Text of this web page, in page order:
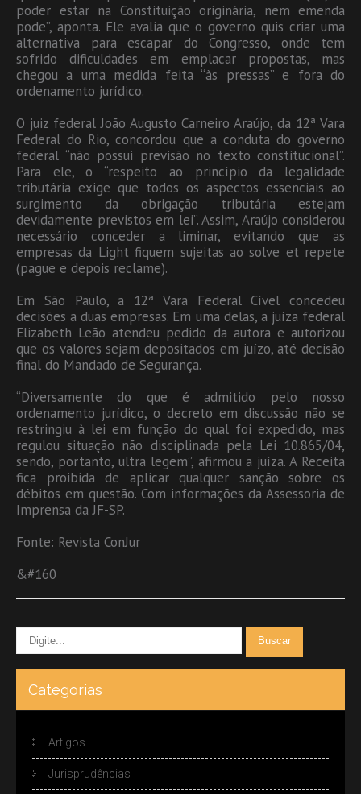
poder estar na Constituição originária, nem emenda
pode”, aponta. Ele avalia que o governo quis criar uma
alternativa para escapar do Congresso, onde tem
sofrido dificuldades em emplacar propostas, mas
chegou a uma medida feita “às pressas” e fora do
ordenamento jurídico.
O juiz federal João Augusto Carneiro Araújo, da 12ª Vara
Federal do Rio, concordou que a conduta do governo
federal “não possui previsão no texto constitucional”.
Para ele, o “respeito ao princípio da legalidade
tributária exige que todos os aspectos essenciais ao
surgimento da obrigação tributária estejam
devidamente previstos em lei”. Assim, Araújo considerou
necessário conceder a liminar, evitando que as
empresas da Light fiquem sujeitas ao solve et repete
(pague e depois reclame).
Em São Paulo, a 12ª Vara Federal Cível concedeu
decisões a duas empresas. Em uma delas, a juíza federal
Elizabeth Leão atendeu pedido da autora e autorizou
que os valores sejam depositados em juízo, até decisão
final do Mandado de Segurança.
“Diversamente do que é admitido pelo nosso
ordenamento jurídico, o decreto em discussão não se
restringiu à lei em função do qual foi expedido, mas
regulou situação não disciplinada pela Lei 10.865/04,
sendo, portanto, ultra legem”, afirmou a juíza. A Receita
fica proibida de aplicar qualquer sanção sobre os
débitos em questão. Com informações da Assessoria de
Imprensa da JF-SP.
Fonte: Revista ConJur
&#160
Categorias
Artigos
Jurisprudências